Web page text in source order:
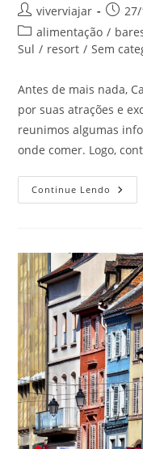
Autor
do
post:
viverviajar
Post
Categoria
do
alimentação /
Sul / resort / Sem
Antes de mais nada,
por suas atrações e
reunimos algumas
onde comer. Logo,
Continue Lendo Onde
Comer
RS.
E
Mais!